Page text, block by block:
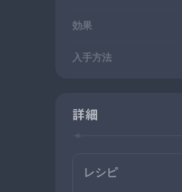
効果
入手方法
詳細
レシピ